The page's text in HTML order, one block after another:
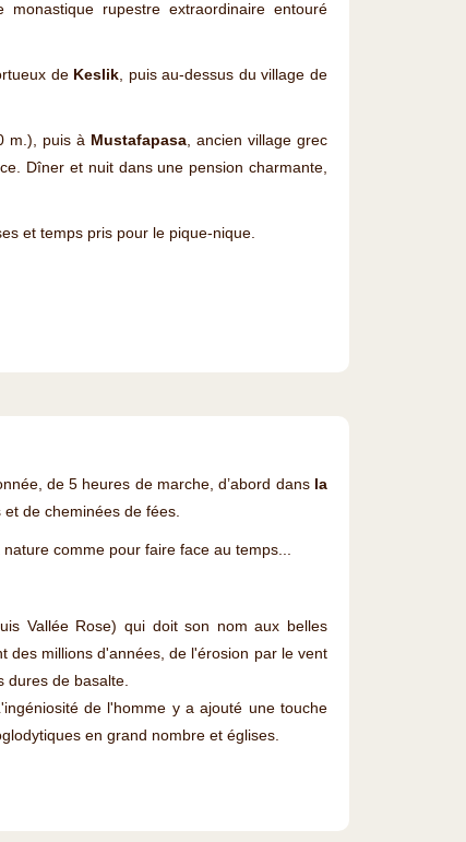
rupestre extraordinaire entouré
de Keslik, puis au-dessus du village de
m.), puis à Mustafapasa, ancien village grec
Dîner et nuit dans une pension charmante,
et temps pris pour le pique-nique.
de 5 heures de marche, d’abord dans la
de cheminées de fées.
comme pour faire face au temps...
Vallée Rose) qui doit son nom aux belles
des millions d'années, de l'érosion par le vent
dures de basalte.
de l'homme y a ajouté une touche
en grand nombre et églises.